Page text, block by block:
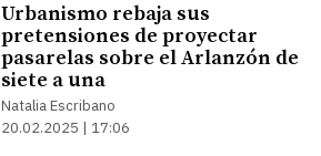
Urbanismo rebaja sus
pretensiones de proyectar
pasarelas sobre el Arlanzón de
siete a una
Natalia Escribano
20.02.2025 | 17:06